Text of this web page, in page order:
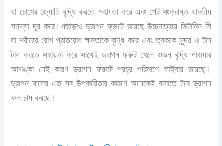
যা চোখের জ্যোতি বৃদ্ধি করতে সহায়তা করে এবং পেট সংক্রান্ত যাবতীয়
সমস্যা দূর করে।এছাড়াও ড্রাগন ফ্রুটে রয়েছে উচ্চমাত্রায় ভিটামিন সি
যা শরীরের রোগ প্রতিরোধ ক্ষমতাকে বৃদ্ধি করে এবং ত্বককে সুন্দর ও টান
টান করতে সহায়তা করে সাথেই ড্রাগন ফ্রুট খেলে ওজন বৃদ্ধি পাওয়ার
আশঙ্কা নেই কারণ ড্রাগন ফ্রুটে প্রচুর পরিমাণে ফাইবার রয়েছে।
ড্রাগন ফলের এত সব উপকারিতার কারণে অনেকেই বাসাতে টবে ড্রাগন
ফল চাষ করছে।